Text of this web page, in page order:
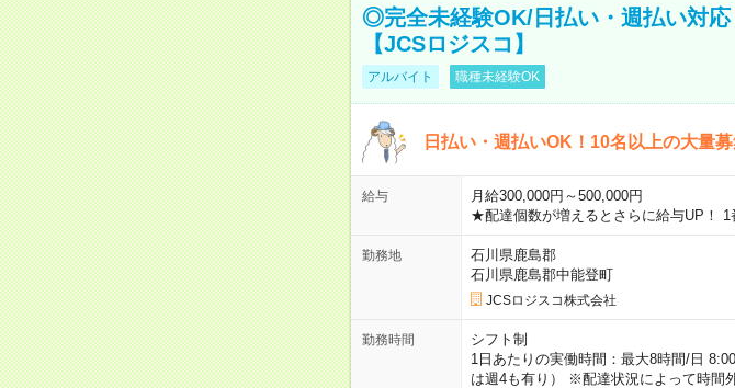
◎完全未経験OK/日払い・週払い対応
【JCSロジスコ】
アルバイト 職種未経験OK
日払い・週払いOK！10名以上の大量
給与
月給300,000円～500,000円
★配達個数が増えるとさらに給与UP！ 1
勤務地
石川県鹿島郡
石川県鹿島郡中能登町
JCSロジスコ株式会社
勤務時間
シフト制
1日あたりの実働時間：最大8時間/日
は週4も有り） ※配達状況によって時